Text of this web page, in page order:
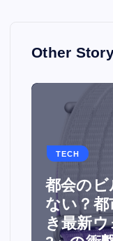
Other
TECH
都会のビ
ない？
き最新